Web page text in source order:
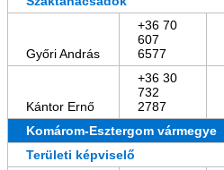
Győri András
+36 70
607
6577
Kántor Ernő
+36 30
732
2787
Komárom-Esztergom vármegye
Területi képviselő